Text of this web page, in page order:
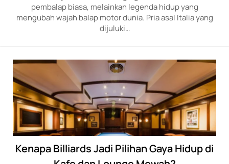
pembalap biasa, melainkan legenda hidup yang
mengubah wajah balap motor dunia. Pria asal Italia yang
dijuluki…
Kenapa Billiards Jadi Pilihan Gaya Hidup di